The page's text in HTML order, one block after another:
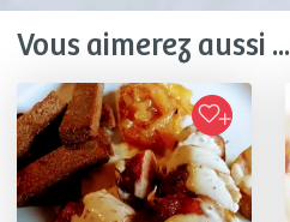
Vous aimerez aussi ...